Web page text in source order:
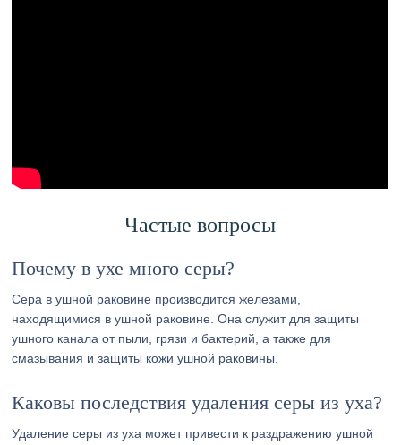
Частые вопросы
Почему в ухе много серы?
Сера в ушной раковине производится железами,
находящимися в ушной раковине. Она служит для защиты
ушного канала от пыли, грязи и бактерий, а также для
смазывания и защиты кожи ушной раковины.
Каковы последствия удаления серы из уха?
Удаление серы из уха может привести к раздражению ушной